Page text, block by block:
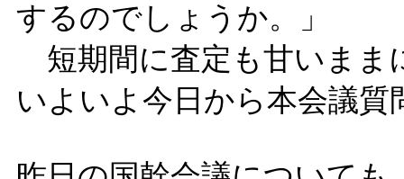
するのでしょうか。」
短期間に査定も甘いまま
いよいよ今日から本会議